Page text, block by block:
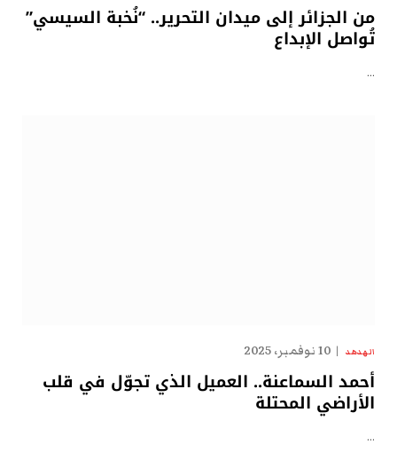
من الجزائر إلى ميدان التحرير.. “نُخبة السيسي”
تُواصل الإبداع
…
الهدهد 10 نوفمبر، 2025
أحمد السماعنة.. العميل الذي تجوّل في قلب
الأراضي المحتلة
…